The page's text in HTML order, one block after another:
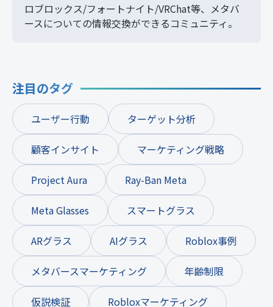
ロブロックス/フォートナイト/VRChat等、 メタバ
ースについての情報交換ができるコミュニティ。
注目のタグ
ユーザー行動 ターゲット分析
顧客インサイト マーケティング戦略
Project Aura Ray-Ban Meta
Meta Glasses スマートグラス
ARグラス AIグラス Roblox事例
メタバースマーケティング 年齢制限
仮説検証 Robloxマーケティング